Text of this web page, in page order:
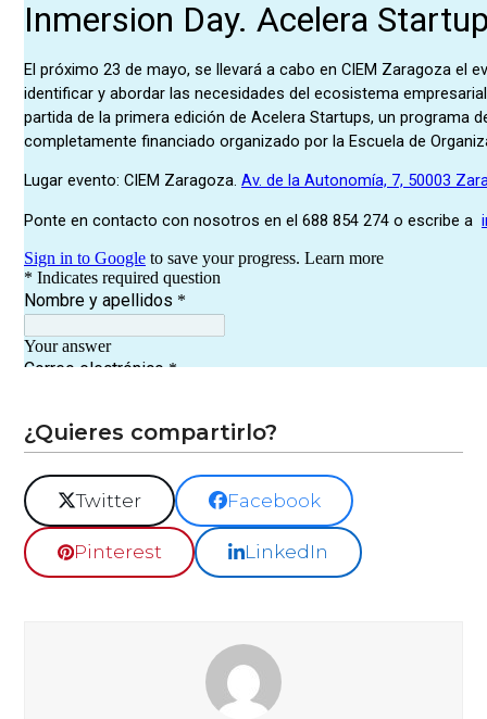
¿Quieres compartirlo?
Twitter Facebook
Pinterest LinkedIn